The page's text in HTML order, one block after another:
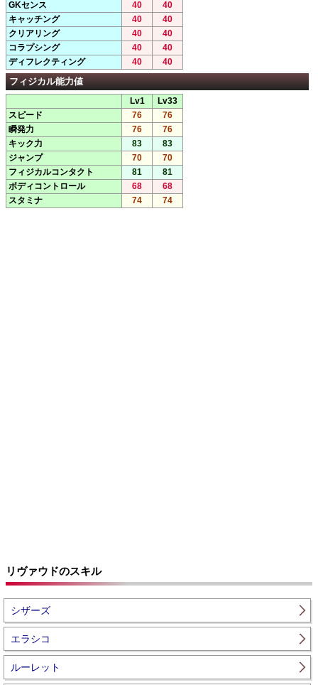
GKセンス 40
40
キャッチング
40
40
クリアリング
40
40
コラプシング
40
40
ディフレクティング
40 40
フィジカル能力値
Lv1
Lv33
スピード
76
76
瞬発力
76
76
キック力
83
83
ジャンプ
70
70
フィジカルコンタクト
81
81
ボディコントロール
68
68
スタミナ
74 74
リヴァウドのスキル
シザーズ
エラシコ
ルーレット